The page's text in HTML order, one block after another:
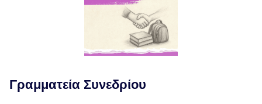
Γραμματεία Συνεδρίου